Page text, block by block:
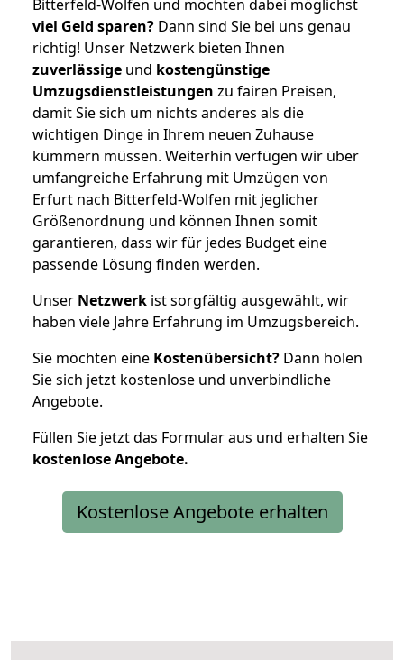
Bitterfeld-Wolfen und möchten dabei möglichst
viel Geld sparen? Dann sind Sie bei uns genau
richtig! Unser Netzwerk bieten Ihnen
zuverlässige und kostengünstige
Umzugsdienstleistungen zu fairen Preisen,
damit Sie sich um nichts anderes als die
wichtigen Dinge in Ihrem neuen Zuhause
kümmern müssen. Weiterhin verfügen wir über
umfangreiche Erfahrung mit Umzügen von
Erfurt nach Bitterfeld-Wolfen mit jeglicher
Größenordnung und können Ihnen somit
garantieren, dass wir für jedes Budget eine
passende Lösung finden werden.
Unser Netzwerk ist sorgfältig ausgewählt, wir
haben viele Jahre Erfahrung im Umzugsbereich.
Sie möchten eine Kostenübersicht? Dann holen
Sie sich jetzt kostenlose und unverbindliche
Angebote.
Füllen Sie jetzt das Formular aus und erhalten Sie
kostenloseAngebote.
Kostenlose Angebote erhalten